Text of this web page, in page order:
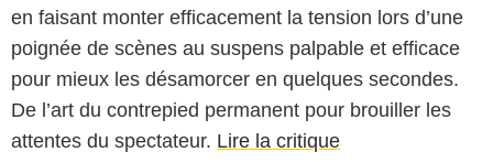
en faisant monter efficacement la tension lors d’une
poignée de scènes au suspens palpable et efficace
pour mieux les désamorcer en quelques secondes.
De l’art du contrepied permanent pour brouiller les
attentes du spectateur. Lire la critique